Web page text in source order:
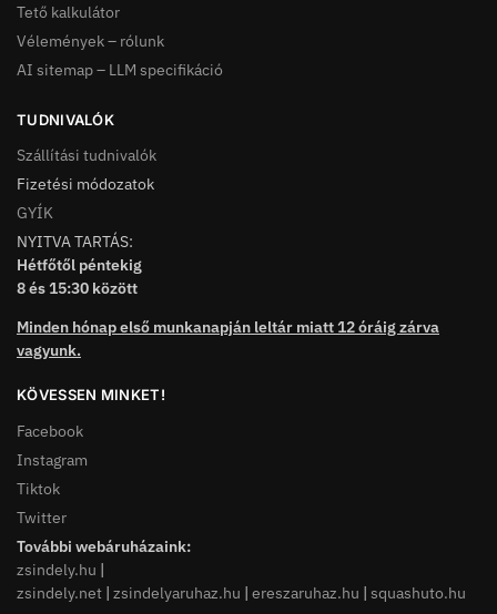
Tető kalkulátor
Vélemények – rólunk
AI sitemap – LLM specifikáció
TUDNIVALÓK
Szállítási tudnivalók
Fizetési módozatok
GYÍK
NYITVA TARTÁS:
Hétfőtől péntekig
8 és 15:30 között
Minden hónap első munkanapján leltár miatt 12 óráig zárva
vagyunk.
KÖVESSEN MINKET!
Facebook
Instagram
Tiktok
Twitter
További webáruházaink:
zsindely.hu |
zsindely.net | zsindelyaruhaz.hu | ereszaruhaz.hu | squashuto.hu